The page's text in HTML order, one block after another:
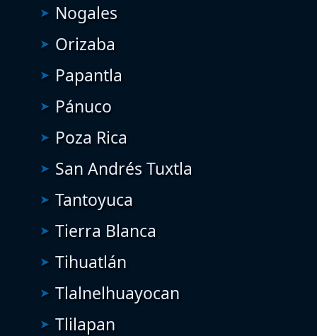
Nogales
Orizaba
Papantla
Pánuco
Poza Rica
San Andrés Tuxtla
Tantoyuca
Tierra Blanca
Tihuatlán
Tlalnelhuayocan
Tlilapan